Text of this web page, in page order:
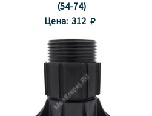
(54-74)
Цена: 312 